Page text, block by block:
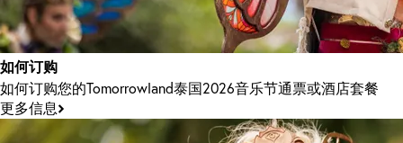
如何订购
如何订购您的Tomorrowland泰国2026音乐节通票或酒店套餐
更多信息